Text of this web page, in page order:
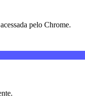
pelo Chrome.